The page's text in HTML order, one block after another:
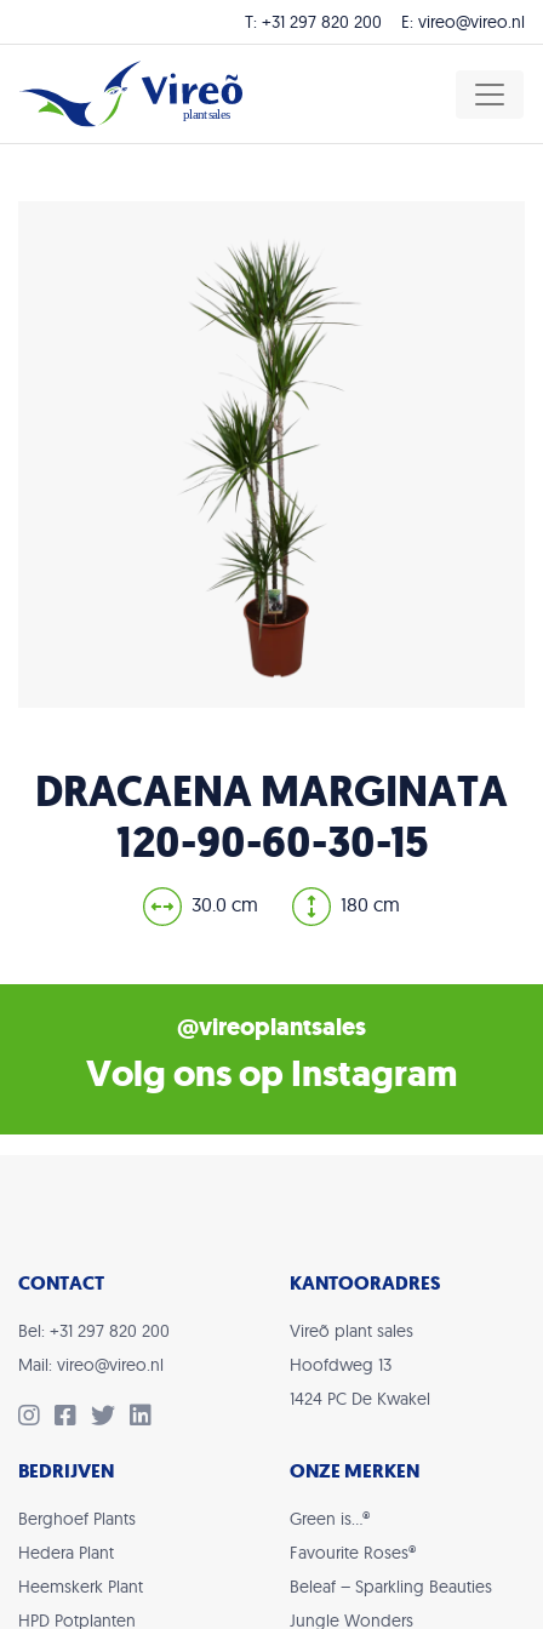
T: +31 297 820 200 E: vireo@vireo.nl
DRACAENA MARGINATA
120-90-60-30-15
30.0 cm 180 cm
@vireoplantsales
Volg ons op Instagram
CONTACT
Bel: +31 297 820 200
Mail: vireo@vireo.nl
KANTOORADRES
Vireõ plant sales
Hoofdweg 13
1424 PC De Kwakel
BEDRIJVEN
Berghoef Plants
Hedera Plant
Heemskerk Plant
HPD Potplanten
ONZE MERKEN
Green is…®
Favourite Roses®
Beleaf – Sparkling Beauties
Jungle Wonders